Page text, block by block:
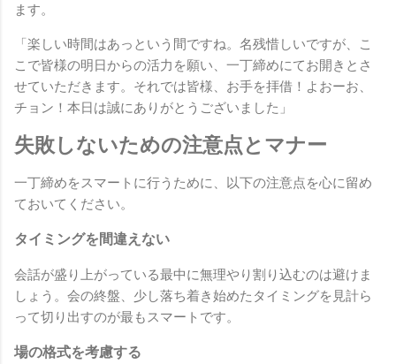
ます。
「楽しい時間はあっという間ですね。名残惜しいですが、こ
こで皆様の明日からの活力を願い、一丁締めにてお開きとさ
せていただきます。それでは皆様、お手を拝借！よおーお、
チョン！本日は誠にありがとうございました」
失敗しないための注意点とマナー
一丁締めをスマートに行うために、以下の注意点を心に留め
ておいてください。
タイミングを間違えない
会話が盛り上がっている最中に無理やり割り込むのは避けま
しょう。会の終盤、少し落ち着き始めたタイミングを見計ら
って切り出すのが最もスマートです。
場の格式を考慮する